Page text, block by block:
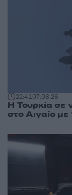
22:4107.08.26
Η Τουρκία σε
στο Αιγαίο